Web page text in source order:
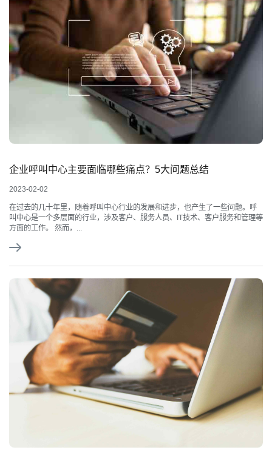
企业呼叫中心主要面临哪些痛点？5大问题总结
2023-02-02
在过去的几十年里，随着呼叫中心行业的发展和进步，也产生了一些问题。呼
叫中心是一个多层面的行业，涉及客户、服务人员、IT技术、客户服务和管理等
方面的工作。 然而，...